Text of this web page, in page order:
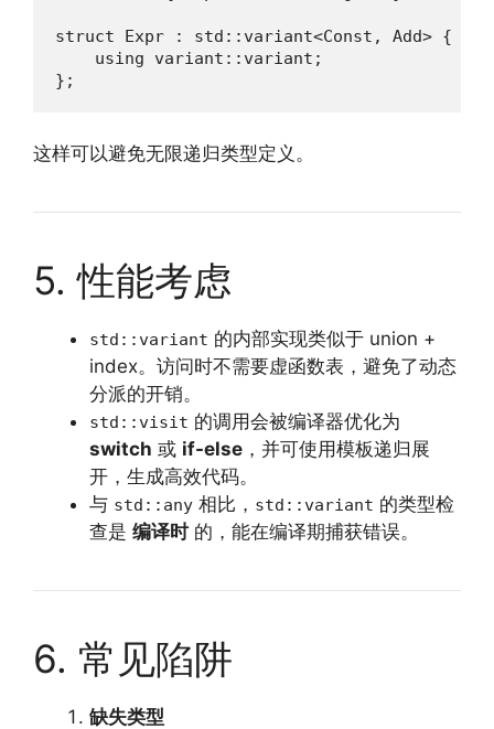
struct Expr : std::variant<Const, Add> {
    using variant::variant;
};
这样可以避免无限递归类型定义。
5. 性能考虑
std::variant 的内部实现类似于 union +
index。访问时不需要虚函数表，避免了动态
分派的开销。
std::visit 的调用会被编译器优化为
switch 或 if-else ，并可使用模板递归展
开，生成高效代码。
与 std::any 相比， std::variant 的类型检
查是 编译时的，能在编译期捕获错误。
6. 常见陷阱
缺失类型